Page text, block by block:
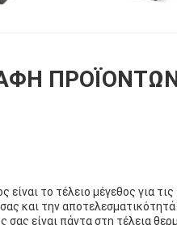
το τέλειο μέγεθος για
και την
είναι πάντα στη τέλεια